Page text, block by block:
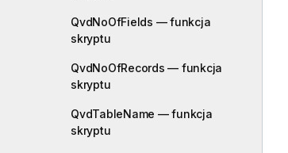
QvdNoOfFields — funkcja
skryptu
QvdNoOfRecords — funkcja
skryptu
QvdTableName — funkcja
skryptu